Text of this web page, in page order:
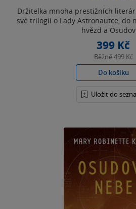
Držitelka mnoha prestižních
své trilogii o Lady Astronautce, do
hvězd a
399 Kč
Běžně499 Kč
Do košíku
Uložit do